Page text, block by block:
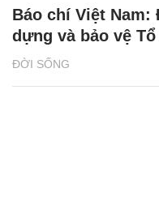
ĐỜI SỐNG
Báo chí Việt
dựng và bảo vệ